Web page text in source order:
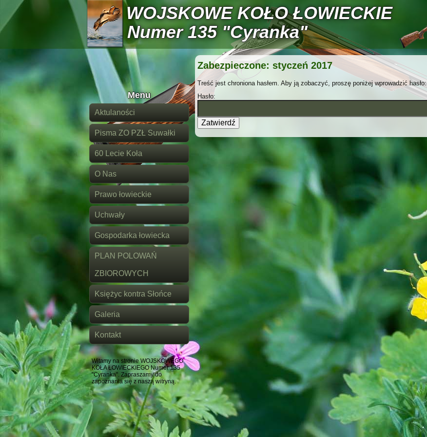
WOJSKOWE KOŁO ŁOWIECKIE
Numer 135 "Cyranka"
Menu
Aktulaności
Pisma ZO PZŁ Suwałki
60 Lecie Koła
O Nas
Prawo łowieckie
Uchwały
Gospodarka łowiecka
PLAN POLOWAŃ
ZBIOROWYCH
Księżyc kontra Słońce
Galeria
Kontakt
Witamy na stronie WOJSKOWEGO
KOŁA ŁOWIECKIEGO Numer 135
"Cyranka". Zapraszamy do
zapoznania się z naszą witryną.
Zabezpieczone: styczeń 2017
Treść jest chroniona hasłem. Aby ją zobaczyć, proszę poniżej wprowadzić hasło:
Hasło: